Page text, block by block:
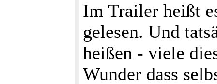
Im Trailer heißt
gelesen. Und
heißen - viele
Wunder dass